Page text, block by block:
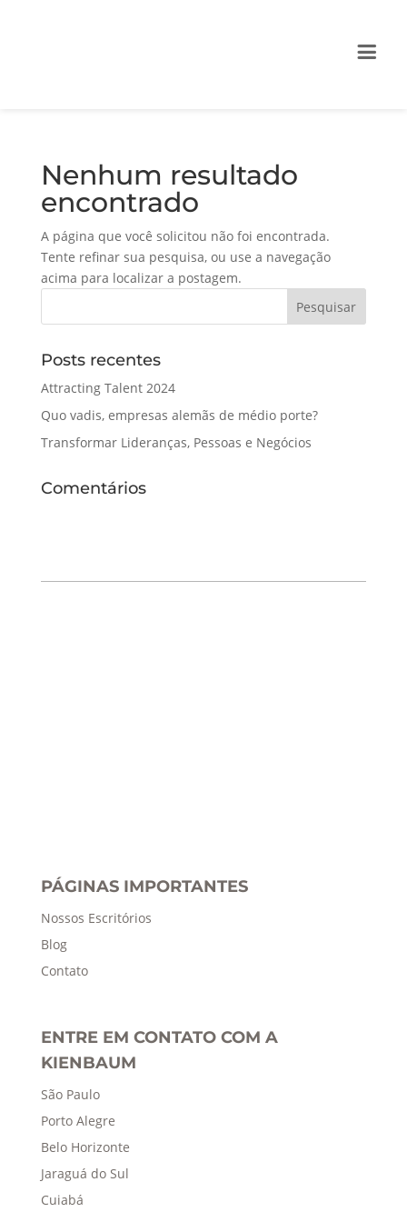
Nenhum resultado
encontrado
A página que você solicitou não foi encontrada.
Tente refinar sua pesquisa, ou use a navegação
acima para localizar a postagem.
Posts recentes
Attracting Talent 2024
Quo vadis, empresas alemãs de médio porte?
Transformar Lideranças, Pessoas e Negócios
Comentários
PÁGINAS IMPORTANTES
Nossos Escritórios
Blog
Contato
ENTRE EM CONTATO COM A
KIENBAUM
São Paulo
Porto Alegre
Belo Horizonte
Jaraguá do Sul
Cuiabá